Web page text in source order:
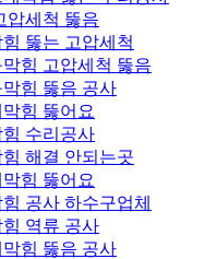
압세척 뚫음
뚫는 고압세척
힘 고압세척 뚫음
힘 뚫음 공사
힘 뚫어요
수리공사
해결 안되는곳
힘 뚫어요
공사 하수구업체
역류 공사
힘 뚫음 공사